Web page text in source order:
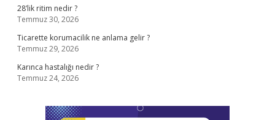
28’lik ritim nedir ?
Temmuz 30, 2026
Ticarette korumacilik ne anlama gelir ?
Temmuz 29, 2026
Karınca hastalığı nedir ?
Temmuz 24, 2026